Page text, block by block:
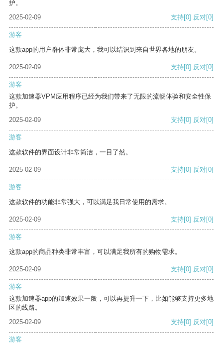
护。
2025-02-09
支持[0] 反对[0]
游客
这款app的用户群体非常庞大，我可以结识到来自世界各地的朋友。
2025-02-09 支持[0] 反对[0]
游客
这款加速器VPM应用程序已经为我们带来了无限的流畅体验和安全性保
护。
2025-02-09
支持[0] 反对[0]
游客
这款软件的界面设计非常简洁，一目了然。
2025-02-09 支持[0] 反对[0]
游客
这款软件的功能非常强大，可以满足我日常使用的需求。
2025-02-09 支持[0] 反对[0]
游客
这款app的商品种类非常丰富，可以满足我所有的购物需求。
2025-02-09 支持[0] 反对[0]
游客
这款加速器app的加速效果一般，可以再提升一下，比如能够支持更多地
区的线路。
2025-02-09
支持[0] 反对[0]
游客